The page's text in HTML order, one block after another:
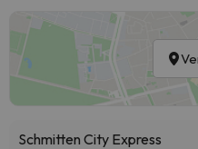
Schmitten City Express